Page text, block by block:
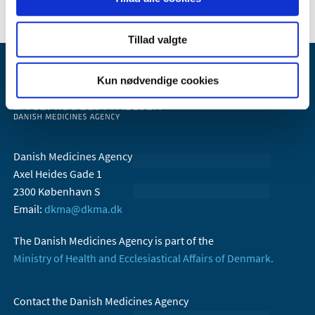
Tillad valgte
Kun nødvendige cookies
Danish Medicines Agency
Axel Heides Gade 1
2300 København S
Email: dkma@dkma.dk
The Danish Medicines Agency is part of the
Ministry of Health and Ecclesiastical Affairs of Denmark.
Contact the Danish Medicines Agency